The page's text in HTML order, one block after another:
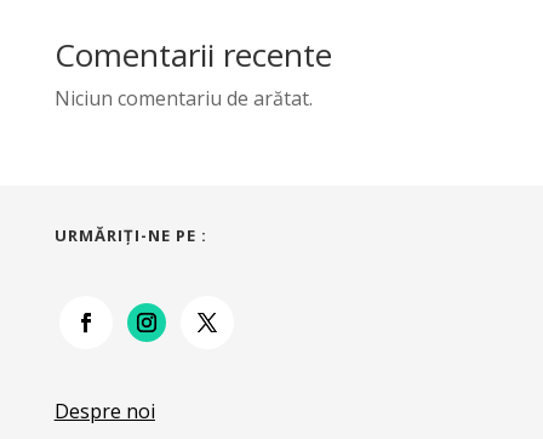
Comentarii recente
Niciun comentariu de arătat.
URMĂRIŢI-NE PE :
Despre noi